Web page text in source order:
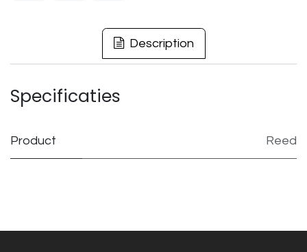
Description
Specificaties
Product Reed